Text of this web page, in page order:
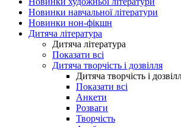
Новинки навчальної літератури
Новинки нон-фікшн
Дитяча література
Дитяча література
Показати всі
Дитяча творчість і дозвілля
Дитяча творчість і
Показати всі
Анкети
Розваги
Творчість